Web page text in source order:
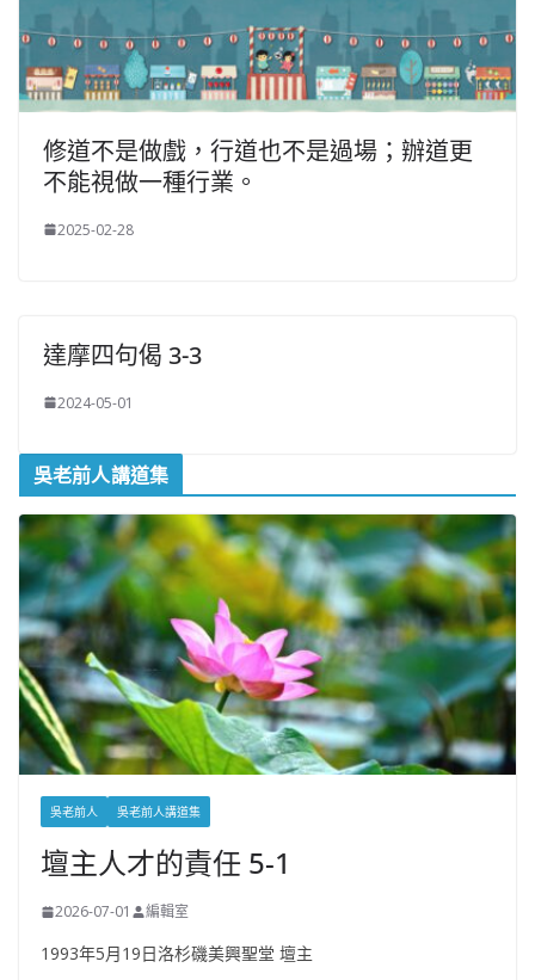
修道不是做戲，行道也不是過場；辦道更
不能視做一種行業。
2025-02-28
達摩四句偈 3-3
2024-05-01
吳老前人講道集
吳老前人 吳老前人講道集
壇主人才的責任 5-1
2026-07-01 編輯室
1993年5月19日洛杉磯美興聖堂 壇主